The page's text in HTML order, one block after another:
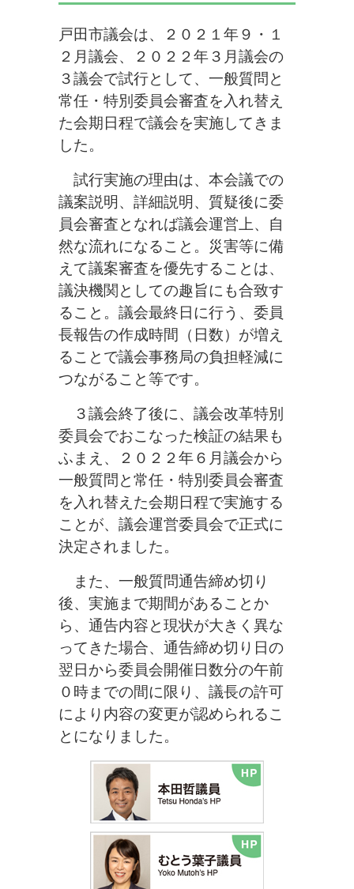
戸田市議会は、２０２１年９・１
２月議会、２０２２年３月議会の
３議会で試行として、一般質問と
常任・特別委員会審査を入れ替え
た会期日程で議会を実施してきま
した。
試行実施の理由は、本会議での
議案説明、詳細説明、質疑後に委
員会審査となれば議会運営上、自
然な流れになること。災害等に備
えて議案審査を優先することは、
議決機関としての趣旨にも合致す
ること。議会最終日に行う、委員
長報告の作成時間（日数）が増え
ることで議会事務局の負担軽減に
つながること等です。
３議会終了後に、議会改革特別
委員会でおこなった検証の結果も
ふまえ、２０２２年６月議会から
一般質問と常任・特別委員会審査
を入れ替えた会期日程で実施する
ことが、議会運営委員会で正式に
決定されました。
また、一般質問通告締め切り
後、実施まで期間があることか
ら、通告内容と現状が大きく異な
ってきた場合、通告締め切り日の
翌日から委員会開催日数分の午前
０時までの間に限り、議長の許可
により内容の変更が認められるこ
とになりました。